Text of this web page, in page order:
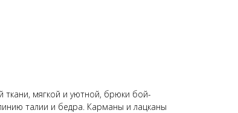
мягкой и уютной, брюки бой-
талии и бедра. Карманы и лацканы